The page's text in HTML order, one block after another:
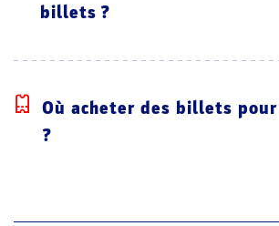
billets ?
Où acheter des billets
?